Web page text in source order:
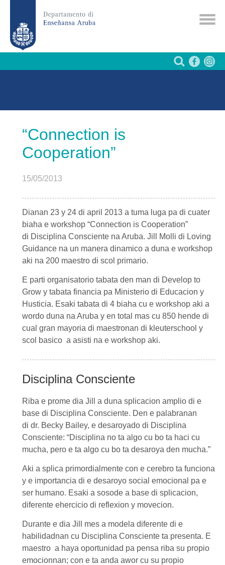
“Connection is
Cooperation”
15/05/2013
Dianan 23 y 24 di april 2013 a tuma luga pa di cuater
biaha e workshop “Connection is Cooperation”
di Disciplina Consciente na Aruba. Jill Molli di Loving
Guidance na un manera dinamico a duna e workshop
aki na 200 maestro di scol primario.
E parti organisatorio tabata den man di Develop to
Grow y tabata financia pa Ministerio di Educacion y
Husticia. Esaki tabata di 4 biaha cu e workshop aki a
wordo duna na Aruba y en total mas cu 850 hende di
cual gran mayoria di maestronan di kleuterschool y
scol basico a asisti na e workshop aki.
Disciplina Consciente
Riba e prome dia Jill
a duna splicacion amplio di e
base di Disciplina Consciente. Den e palabranan
di dr. Becky Bailey, e desaroyado di Disciplina
Consciente: “Disciplina no ta algo cu bo ta haci cu
mucha, pero e ta algo cu bo ta desaroya den mucha.”
Aki a splica primordialmente con e cerebro ta funciona
y e importancia di e desaroyo social emocional pa e
ser humano. Esaki a sosode a base di splicacion,
diferente ehercicio di reflexion y movecion.
Durante e dia Jill
mes a modela diferente di e
habilidadnan cu Disciplina Consciente ta presenta. E
maestro a haya oportunidad pa pensa riba su propio
emocionnan; con e ta anda awor cu su propio